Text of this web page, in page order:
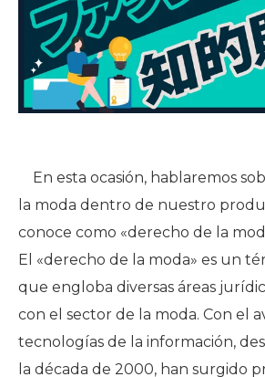
En esta ocasión, hablaremos
la moda dentro de nuestro
conoce como «derecho de la
El «derecho de la moda» es un
que engloba diversas áreas
con el sector de la moda. Con el
tecnologías de la información,
la década de 2000, han surgido